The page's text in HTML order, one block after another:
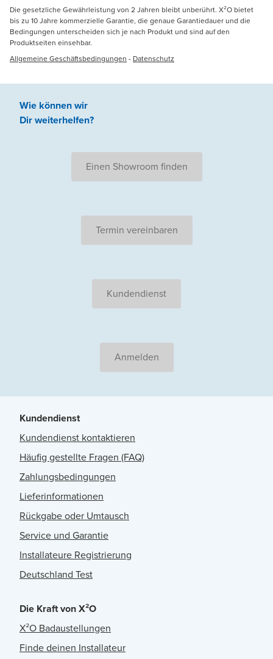
Die gesetzliche Gewährleistung von 2 Jahren bleibt unberührt. X²O bietet
bis zu 10 Jahre kommerzielle Garantie, die genaue Garantiedauer und die
Bedingungen unterscheiden sich je nach Produkt und sind auf den
Produktseiten einsehbar.
Allgemeine Geschäftsbedingungen - Datenschutz
Wie können wir
Dir weiterhelfen?
Einen Showroom finden
Termin vereinbaren
Kundendienst
Anmelden
Kundendienst
Kundendienst kontaktieren
Häufig gestellte Fragen (FAQ)
Zahlungsbedingungen
Lieferinformationen
Rückgabe oder Umtausch
Service und Garantie
Installateure Registrierung
Deutschland Test
Die Kraft von X²O
X²O Badaustellungen
Finde deinen Installateur